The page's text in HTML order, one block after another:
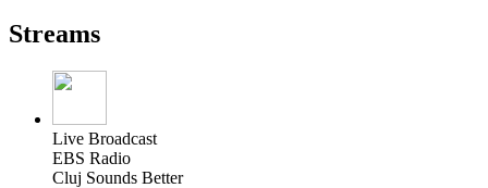
Streams
Live Broadcast
EBS Radio
Cluj Sounds Better